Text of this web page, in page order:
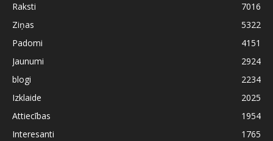
Raksti
7016
Ziņas
5322
Padomi
4151
Jaunumi
2924
blogi
2234
Izklaide
2025
Attiecības
1954
Interesanti
1765